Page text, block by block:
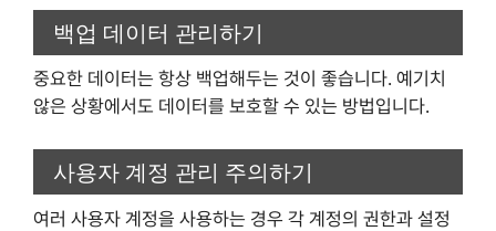
백업 데이터 관리하기
중요한 데이터는 항상 백업해두는 것이 좋습니다. 예기치
않은 상황에서도 데이터를 보호할 수 있는 방법입니다.
사용자 계정 관리 주의하기
여러 사용자 계정을 사용하는 경우 각 계정의 권한과 설정